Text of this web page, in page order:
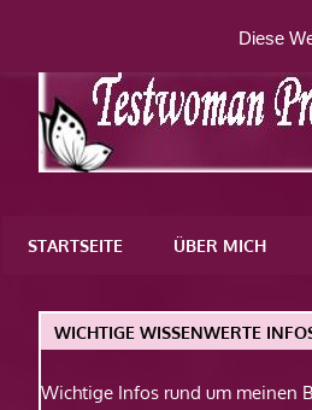
springen
WordPress-
STARTSEITE ÜBER MICH
WICHTIGE WISSENWERTE
Wichtige Infos rund um meinen
Diese